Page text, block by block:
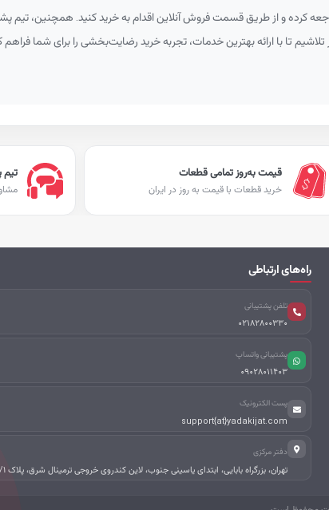
کرده و از طریق قسمت فروش آنلاین اقدام به خرید کنید. همچنین، تیم
تا با ارائه بهترین خدمات، تجربه خرید رضایت‌بخشی را برای شما
تیم قیمت به‌روز تمامی قطعات
خرید قطعات با قیمت به روز در ایران
راه‌های ارتباطی
تلفن پشتیبانی
02182800330
پشتیبانی واتساپ
09028011403
پست الکترونیک
support{at}yadakijat.com
دفتر مرکزی
تهران، بزرگراه بابایی، ابتدای یاسینی جنوب، لاین کندروی خروجی ترمینال شرق، پلاک ۱۰۲/۱